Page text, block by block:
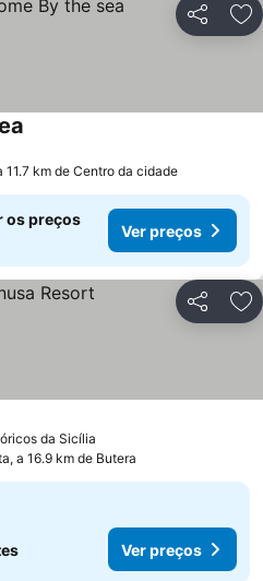
Partilhar
11.7 km de Centro da cidade
os preços
Ver preços
Partilhar
da Sicília
a 16.9 km de Butera
Ver preços